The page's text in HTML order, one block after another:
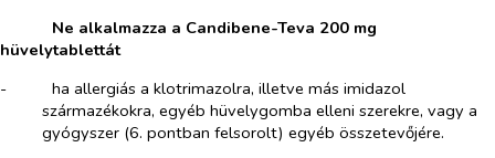
Ne alkalmazza a Candibene-Teva 200 mg
hüvelytablettát
-​
ha allergiás a klotrimazolra, illetve más imidazol
származékokra, egyéb hüvelygomba elleni szerekre, vagy a
gyógyszer (6. pontban felsorolt) egyéb összetevőjére.